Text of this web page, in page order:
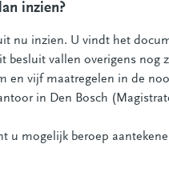
inzien?
nu inzien. U vindt het
naar een andere website)
besluit vallen overigens nog
en vijf maatregelen in de
in Den Bosch
u mogelijk beroep